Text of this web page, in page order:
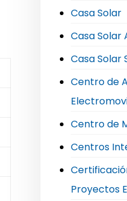
Casa Solar
Casa Solar
Casa Solar
Centro de
Centro de
Centros
Proyectos